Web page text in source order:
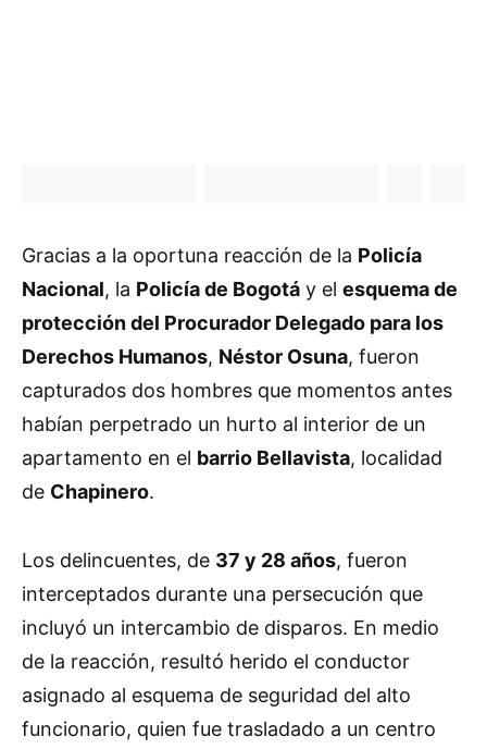
Gracias a la oportuna reacción de la Policía
Nacional, la Policía de Bogotá y el esquema de
protección del Procurador Delegado para los
Derechos Humanos, Néstor Osuna, fueron
capturados dos hombres que momentos antes
habían perpetrado un hurto al interior de un
apartamento en el barrio Bellavista, localidad
de Chapinero.
Los delincuentes, de 37 y 28 años, fueron
interceptados durante una persecución que
incluyó un intercambio de disparos. En medio
de la reacción, resultó herido el conductor
asignado al esquema de seguridad del alto
funcionario, quien fue trasladado a un centro